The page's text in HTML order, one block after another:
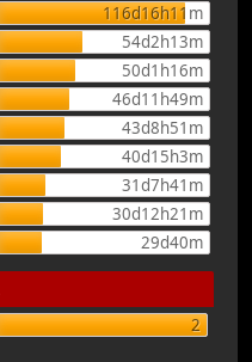
116d16h11m
54d2h13m
50d1h16m
46d11h49m
43d8h51m
40d15h3m
31d7h41m
30d12h21m
29d40m
2